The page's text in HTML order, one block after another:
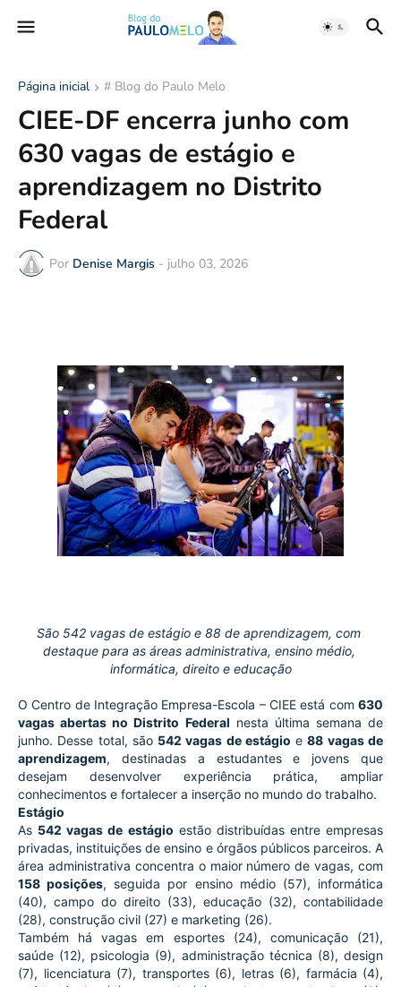
Página inicial # Blog do Paulo Melo
CIEE-DF encerra junho com
630 vagas de estágio e
aprendizagem no Distrito
Federal
Por Denise Margis - julho 03, 2026
São 542 vagas de estágio e 88 de aprendizagem, com
destaque para as áreas administrativa, ensino médio,
informática, direito e educação
O Centro de Integração Empresa-Escola – CIEE está com 630
vagas abertas no Distrito Federal nesta última semana de
junho. Desse total, são 542 vagas de estágio e 88 vagas de
aprendizagem, destinadas a estudantes e jovens que
desejam desenvolver experiência prática, ampliar
conhecimentos e fortalecer a inserção no mundo do trabalho.
Estágio
As 542 vagas de estágio estão distribuídas entre empresas
privadas, instituições de ensino e órgãos públicos parceiros. A
158 posições, seguida por ensino médio (57), informática
(40), campo do direito (33), educação (32), contabilidade
(28), construção civil (27) e marketing (26).
Também há vagas em esportes (24), comunicação (21),
saúde (12), psicologia (9), administração técnica (8), design
(7), licenciatura (7), transportes (6), letras (6), farmácia (4),